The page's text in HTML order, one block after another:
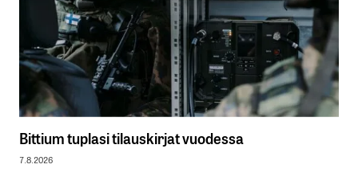
Bittium tuplasi tilauskirjat vuodessa
7.8.2026